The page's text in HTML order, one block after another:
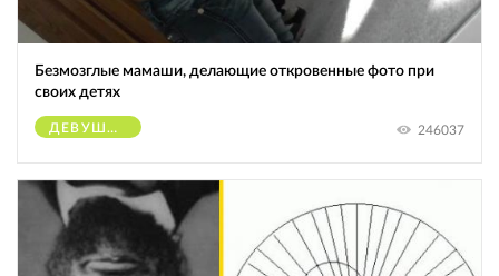
Безмозглые мамаши, делающие откровенные фото при
своих детях
ДЕВУШКИ 246037